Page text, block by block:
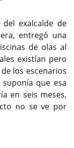
exalcalde de
entregó una
de olas al
existían pero
los escenarios
suponía que esa
en seis meses,
no se ve por